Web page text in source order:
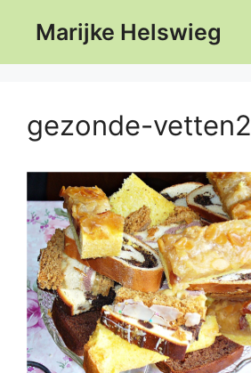
Marijke Helswieg
gezonde-vetten2